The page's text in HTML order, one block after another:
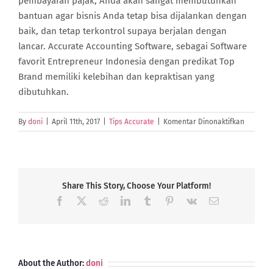
bantuan agar bisnis Anda tetap bisa dijalankan dengan
baik, dan tetap terkontrol supaya berjalan dengan
lancar. Accurate Accounting Software, sebagai Software
favorit Entrepreneur Indonesia dengan predikat Top
Brand memiliki kelebihan dan kepraktisan yang
dibutuhkan.
By doni April 11th, 2017 Tips Accurate Komentar Dinonaktifkan
Harus
Share This Story, Choose Your Platform!
Facebook RedditLinkedInTumblr Pinterest
Vk Email
About the Author:doni